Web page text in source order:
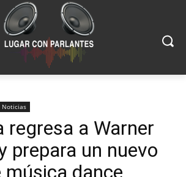
Noticias
regresa a Warner
prepara un nuevo
música dance